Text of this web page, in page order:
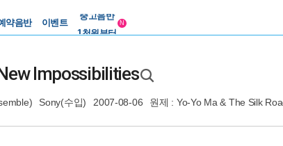
약음반 이벤트
1천원부터
N
Impossibilities
Sony(수입) 2007-08-06 원제 : Yo-Yo Ma & The Silk